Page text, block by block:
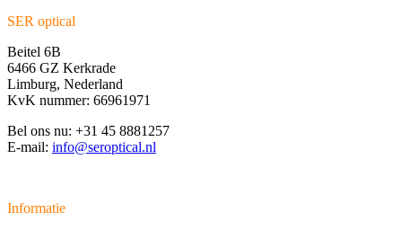
SER optical
Beitel 6B
6466 GZ Kerkrade
Limburg, Nederland
KvK nummer: 66961971
Bel ons nu: +31 45 8881257
E-mail: info@seroptical.nl
Informatie